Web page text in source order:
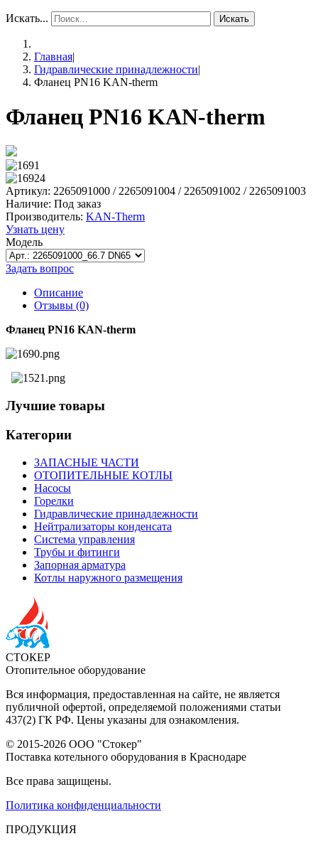
Искать... Искать
Главная|
Гидравлические принадлежности|
Фланец PN16 KAN-therm
Фланец PN16 KAN-therm
Артикул: 2265091000 / 2265091004 / 2265091002 / 2265091003
Наличие: Под заказ
Производитель: KAN-Therm
Узнать цену
Модель
Задать вопрос
Описание
Отзывы (0)
Фланец PN16 KAN-therm
Лучшие товары
Категории
ЗАПАСНЫЕ ЧАСТИ
ОТОПИТЕЛЬНЫЕ КОТЛЫ
Насосы
Горелки
Гидравлические принадлежности
Нейтрализаторы конденсата
Система управления
Трубы и фитинги
Запорная арматура
Котлы наружного размещения
СТОКЕР
Отопительное оборудование
Вся информация, предоставленная на сайте, не является
публичной офертой, определяемой положениями статьи
437(2) ГК РФ. Цены указаны для ознакомления.
© 2015-2026 ООО "Стокер"
Поставка котельного оборудования в Краснодаре
Все права защищены.
Политика конфиденциальности
ПРОДУКЦИЯ